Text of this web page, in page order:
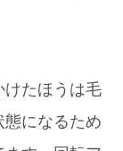
けたほうは毛
になるため